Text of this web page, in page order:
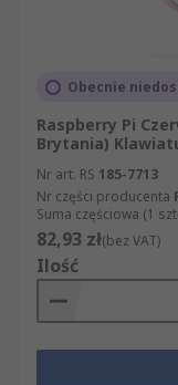
Obecnie
Raspberry Pi
Brytania)
Nr art. RS 185-7713
Nr części producenta
Suma częściowa (1
82,93 zł(bez VAT)
Ilość